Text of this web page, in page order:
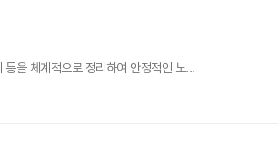
을 체계적으로 정리하여 안정적인 노...